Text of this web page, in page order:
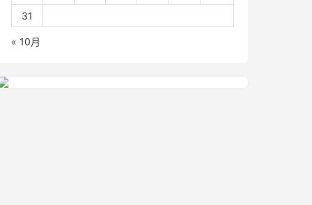
31
« 10月